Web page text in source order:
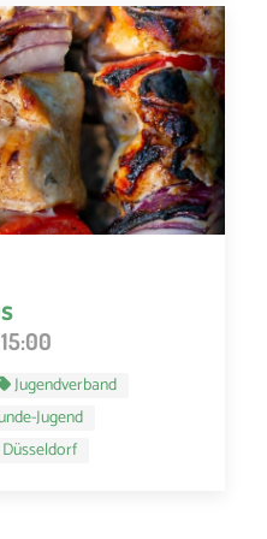
Jugendverband
Jugend